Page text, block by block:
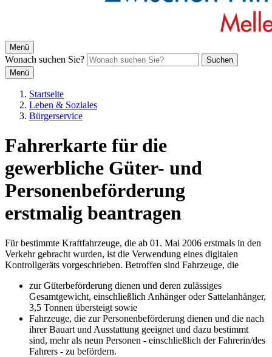
Menü
Wonach suchen Sie?
Suchen
Menü
Startseite
Leben & Soziales
Bürgerservice
Fahrerkarte für die
gewerbliche Güter- und
Personenbeförderung
erstmalig beantragen
Für bestimmte Kraftfahrzeuge, die ab 01. Mai 2006 erstmals in den
Verkehr gebracht wurden, ist die Verwendung eines digitalen
Kontrollgeräts vorgeschrieben. Betroffen sind Fahrzeuge, die
zur Güterbeförderung dienen und deren zulässiges
Gesamtgewicht, einschließlich Anhänger oder Sattelanhänger,
3,5 Tonnen übersteigt sowie
Fahrzeuge, die zur Personenbeförderung dienen und die nach
ihrer Bauart und Ausstattung geeignet und dazu bestimmt
sind, mehr als neun Personen - einschließlich der Fahrerin/des
Fahrers - zu befördern.